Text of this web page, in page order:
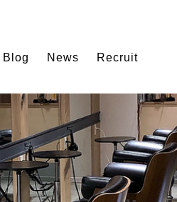
Blog News Recruit